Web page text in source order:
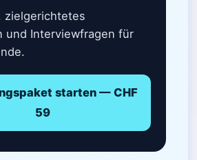
zielgerichtetes
und Interviewfragen für
starten — CHF
59